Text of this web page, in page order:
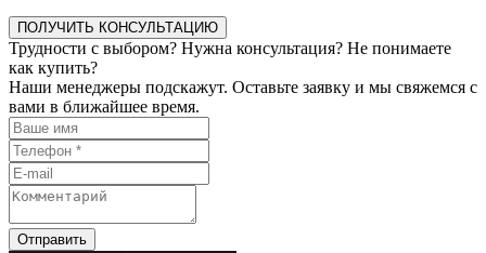
ПОЛУЧИТЬ КОНСУЛЬТАЦИЮ
Трудности с выбором? Нужна консультация? Не понимаете
как купить?
Наши менеджеры подскажут. Оставьте заявку и мы свяжемся с
вами в ближайшее время.
Отправить